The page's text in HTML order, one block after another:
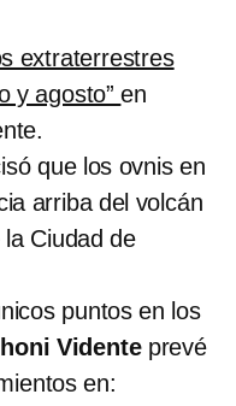
extraterrestres
y agosto”en
que los ovnis en
arriba del volcán
Ciudad de
puntos en los
Videnteprevé
en: